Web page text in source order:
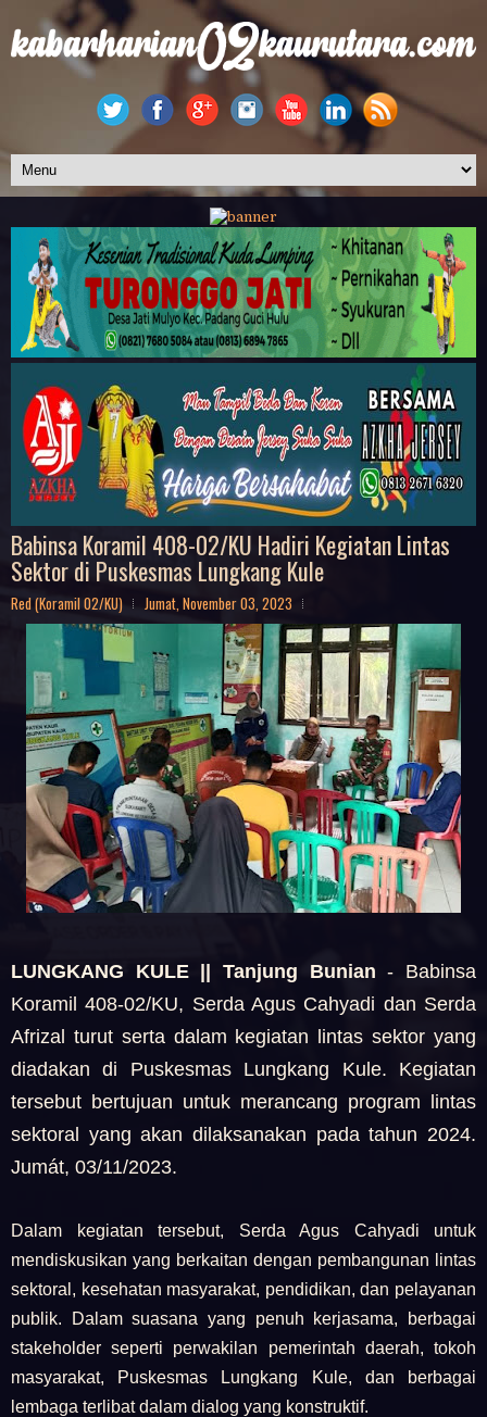
Babinsa Koramil 408-02/KU Hadiri Kegiatan Lintas
Sektor di Puskesmas Lungkang Kule
Red (Koramil 02/KU) Jumat, November 03, 2023
LUNGKANG KULE || Tanjung Bunian - Babinsa
Koramil 408-02/KU, Serda Agus Cahyadi dan Serda
Afrizal turut serta dalam kegiatan lintas sektor yang
diadakan di Puskesmas Lungkang Kule. Kegiatan
tersebut bertujuan untuk merancang program lintas
sektoral yang akan dilaksanakan pada tahun 2024.
Jumát, 03/11/2023.
Dalam kegiatan tersebut, Serda Agus Cahyadi untuk
mendiskusikan yang berkaitan dengan pembangunan lintas
sektoral, kesehatan masyarakat, pendidikan, dan pelayanan
publik. Dalam suasana yang penuh kerjasama, berbagai
stakeholder seperti perwakilan pemerintah daerah, tokoh
masyarakat, Puskesmas Lungkang Kule, dan berbagai
lembaga terlibat dalam dialog yang konstruktif.